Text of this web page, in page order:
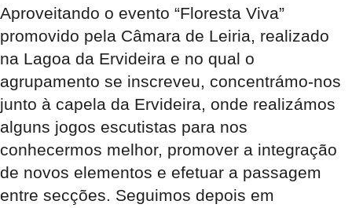
Aproveitando o evento “Floresta Viva”
promovido pela Câmara de Leiria, realizado
na Lagoa da Ervideira e no qual o
agrupamento se inscreveu, concentrámo-nos
junto à capela da Ervideira, onde realizámos
alguns jogos escutistas para nos
conhecermos melhor, promover a integração
de novos elementos e efetuar a passagem
entre secções. Seguimos depois em